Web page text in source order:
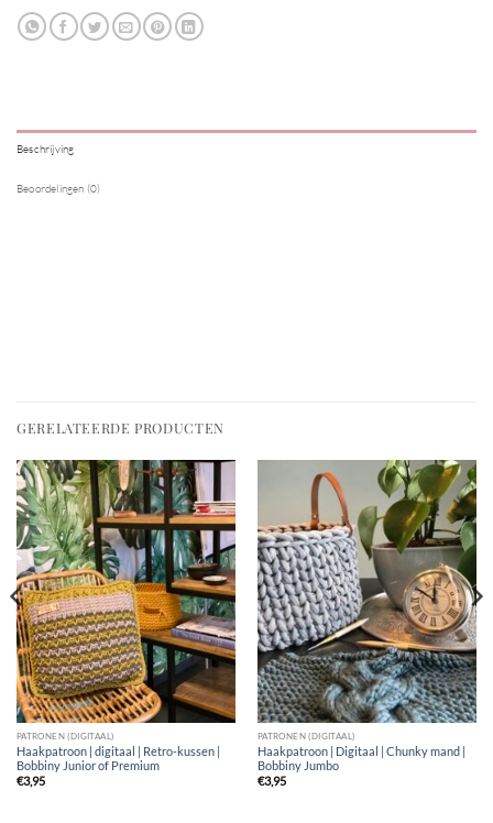
Beschrijving
Beoordelingen (0)
GERELATEERDE PRODUCTEN
PATRONEN (DIGITAAL)
Haakpatroon | digitaal | Retro-kussen |
Bobbiny Junior of Premium
€3,95
PATRONEN (DIGITAAL)
Haakpatroon | Digitaal | Chunky mand |
Bobbiny Jumbo
€3,95